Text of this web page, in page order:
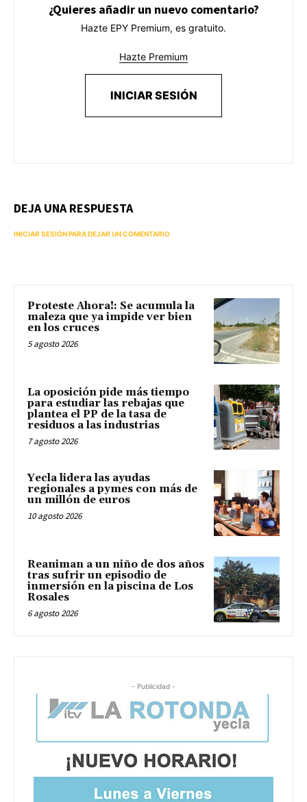
¿Quieres añadir un nuevo comentario?
Hazte EPY Premium, es gratuito.
Hazte Premium
INICIAR SESIÓN
DEJA UNA RESPUESTA
INICIAR SESIÓN PARA DEJAR UN COMENTARIO
Proteste Ahora!: Se acumula la
maleza que ya impide ver bien
en los cruces
5 agosto 2026
La oposición pide más tiempo
para estudiar las rebajas que
plantea el PP de la tasa de
residuos a las industrias
7 agosto 2026
Yecla lidera las ayudas
regionales a pymes con más de
un millón de euros
10 agosto 2026
Reaniman a un niño de dos años
tras sufrir un episodio de
inmersión en la piscina de Los
Rosales
6 agosto 2026
- Publicidad -